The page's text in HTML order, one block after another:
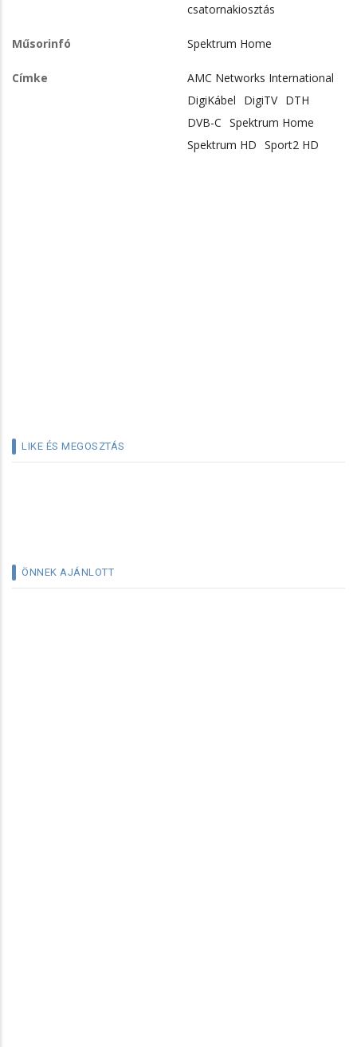
csatornakiosztás
Műsorinfó Spektrum Home
Címke
AMC Networks International
DigiKábel
DigiTV DTH
DVB-C Spektrum Home
Spektrum HD Sport2 HD
LIKE ÉS MEGOSZTÁS
ÖNNEK AJÁNLOTT